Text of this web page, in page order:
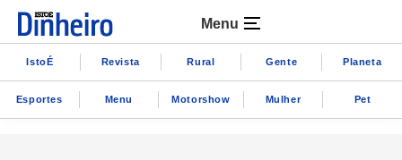
Menu
IstoÉ Revista Rural Gente Planeta
Esportes Menu Motorshow Mulher Pet